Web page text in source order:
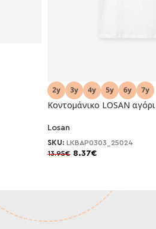
-40%
Κοντομάνικο LOSAN αγόρι
Losan
SKU: LKBAP0303_25024
13.95€ 8.37€